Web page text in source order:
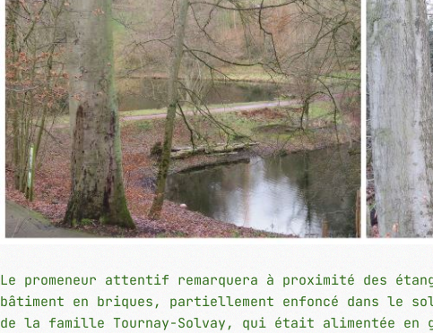
Le promeneur attentif remarquera à proximité des
bâtiment en briques, partiellement enfoncé dans le
de la famille Tournay-Solvay, qui était alimentée en